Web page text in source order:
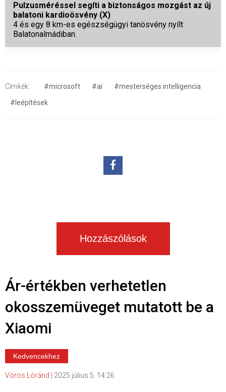
Pulzusméréssel segíti a biztonságos mozgást az új
balatoni kardioösvény (X)
4 és egy 8 km-es egészségügyi tanösvény nyílt
Balatonalmádiban.
Címkék: #microsoft #ai
#mesterséges intelligencia
#leépítések
Hozzászólások
Ár-értékben verhetetlen
okosszemüveget mutatott be a
Xiaomi
Kedvencekhez
Vörös Lóránd 2025 július 5. 14:26